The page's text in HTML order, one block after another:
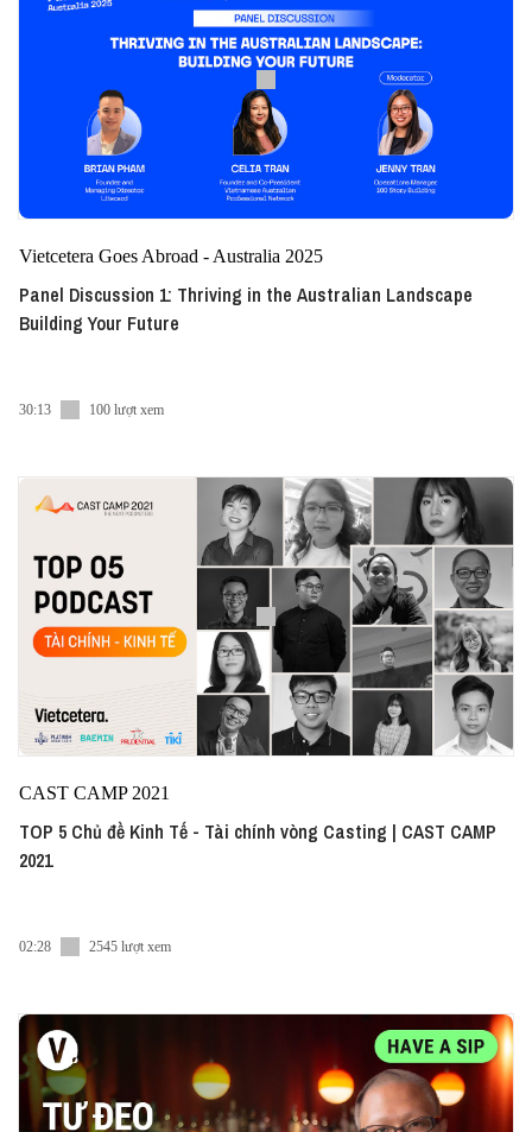
Vietcetera Goes Abroad - Australia 2025
Panel Discussion 1: Thriving in the Australian Landscape
Building Your Future
30:13 100 lượt xem
CAST CAMP 2021
TOP 5 Chủ đề Kinh Tế - Tài chính vòng Casting | CAST CAMP
2021
02:28 2545 lượt xem